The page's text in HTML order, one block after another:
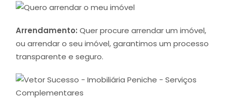
Arrendamento: Quer procure arrendar um imóvel,
ou arrendar o seu imóvel, garantimos um processo
transparente e seguro.